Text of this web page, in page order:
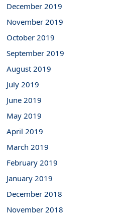
December 2019
November 2019
October 2019
September 2019
August 2019
July 2019
June 2019
May 2019
April 2019
March 2019
February 2019
January 2019
December 2018
November 2018